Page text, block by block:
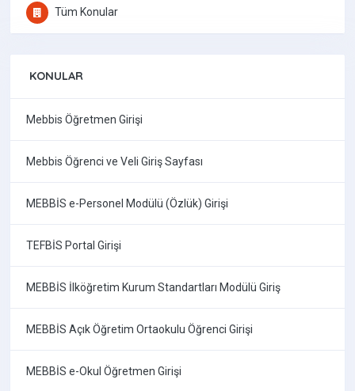
Tüm Konular
KONULAR
Mebbis Öğretmen Girişi
Mebbis Öğrenci ve Veli Giriş Sayfası
MEBBİS e-Personel Modülü (Özlük) Girişi
TEFBİS Portal Girişi
MEBBİS İlköğretim Kurum Standartları Modülü Giriş
MEBBİS Açık Öğretim Ortaokulu Öğrenci Girişi
MEBBİS e-Okul Öğretmen Girişi